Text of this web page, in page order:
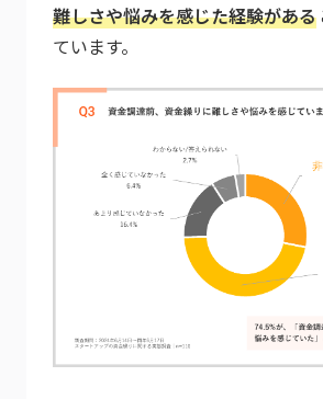
難しさや悩みを感じた経験がある
ています。